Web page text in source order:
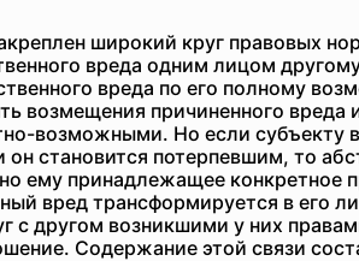
широкий круг правовых
вреда одним лицом
вреда по его полному
возмещения причиненного вреда
возможными. Но если субъекту в
становится потерпевшим, то
ему принадлежащее конкретное
вред трансформируется в его
с другом возникшими у них
Содержание этой связи